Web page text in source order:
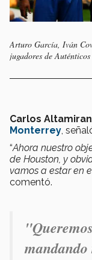
Arturo García, Iván
jugadores de
Carlos
Monterrey,
“Ahora nuestro
de Houston, y
vamos a estar en
comentó.
"
mandando